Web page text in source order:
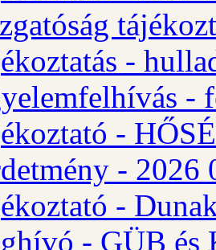
-
-
-
- 2026
-
- GÜB és